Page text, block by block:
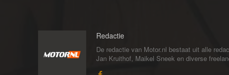
Redactie
De redactie van Motor.nl bestaat uit alle
Jan Kruithof, Maikel Sneek en diverse